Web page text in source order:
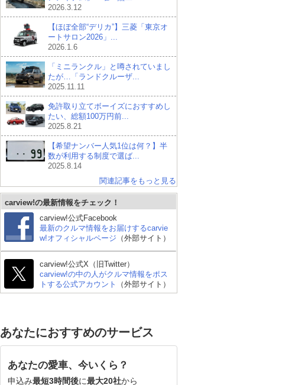
2026.3.12
【ほぼ全部“デリカ”】三菱「東京オ
ートサロン2026」...
2026.1.6
「ミニランクル」と噂されていまし
たが…「ランドクルーザ...
2025.11.11
免許取り立てボーイズにおすすめし
たい、総額100万円前...
2025.8.21
【希望ナンバー人気1位は何？】半
数が利用する制度で選ば...
2025.8.14
関連記事をもっと見る
carview!の最新情報をチェック！
carview!公式Facebook
最新のクルマ情報をお届けするcarvie
w!オフィシャルページ （外部サイト）
carview!公式X（旧Twitter）
carview!の中の人がクルマ情報をポス
トする公式アカウント
（外部サイト）
あなたにおすすめのサービス
あなたの愛車、今いくら？
申込み最短3時間後に最大20社から